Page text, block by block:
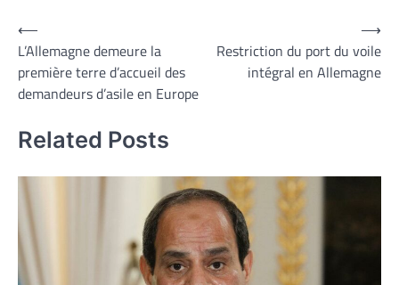
Navigation
de
l’article
⟵
L’Allemagne demeure la
première terre d’accueil des
demandeurs d’asile en Europe
Restriction du port du voile
intégral en Allemagne
⟶
Related Posts